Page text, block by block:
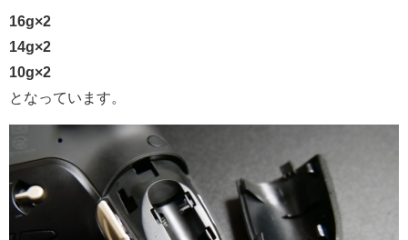
16g×2
14g×2
10g×2
となっています。